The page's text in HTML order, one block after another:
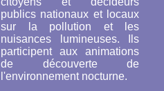
publics nationaux et locaux
sur la pollution et les
nuisances lumineuses. Ils
participent aux animations
de découverte de
l'environnement nocturne.